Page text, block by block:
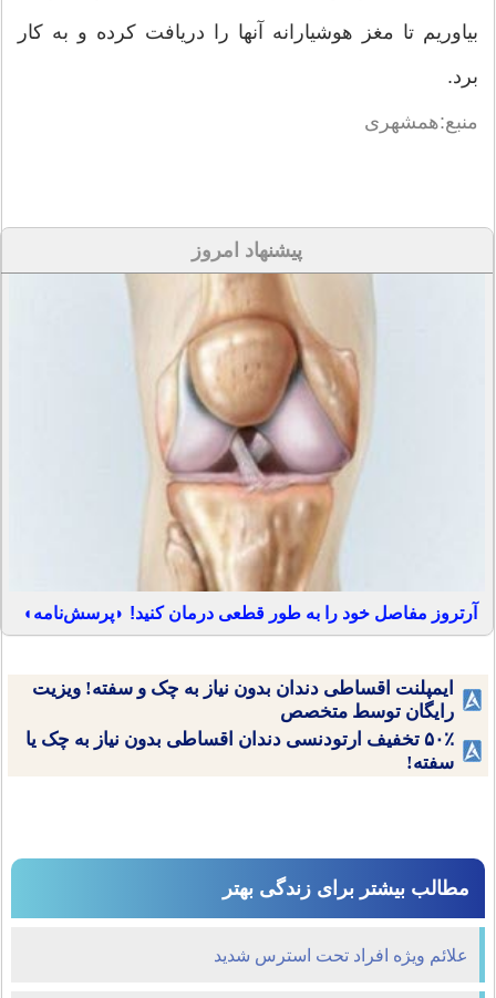
بیاوریم تا مغز هوشیارانه آنها را دریافت کرده و به کار
برد.
منبع:همشهری
پیشنهاد امروز
آرتروز مفاصل خود را به طور قطعی درمان کنید! ◗پرسش‌نامه◖
ایمپلنت اقساطی دندان بدون نیاز به چک و سفته! ویزیت
رایگان توسط متخصص
۵۰٪ تخفیف ارتودنسی دندان اقساطی بدون نیاز به چک یا
سفته!
مطالب بیشتر برای زندگی بهتر
علائم ویژه افراد تحت استرس شدید